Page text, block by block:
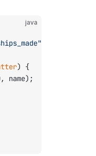
java
) {
name);